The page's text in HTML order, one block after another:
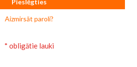
Pieslēgties
Aizmirsāt paroli?